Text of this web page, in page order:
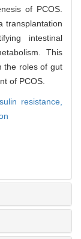
of PCOS.
transplantation
intestinal
This
the roles of gut
of PCOS.
resistance,